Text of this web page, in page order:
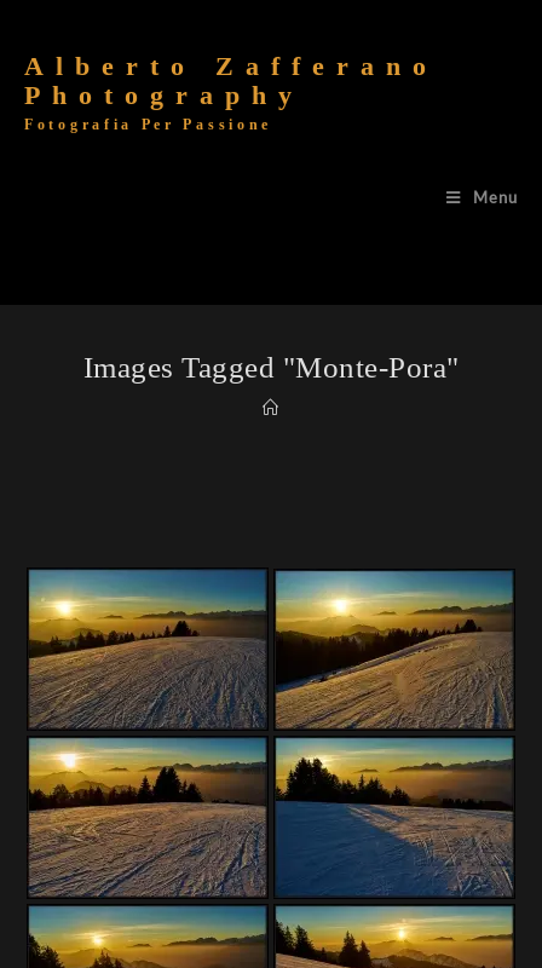
Alberto Zafferano
Photography
Fotografia Per Passione
Menu
Images Tagged "monte-Pora"